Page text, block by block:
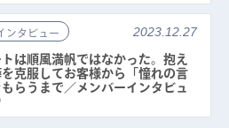
ンタビュー 2023.12.27
トは順風満帆ではなかった。抱え
克服してお客様から「憧れの言
らうまで／メンバーインタビュ